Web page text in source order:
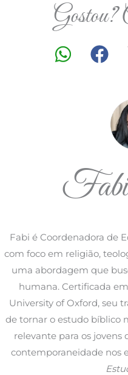
Gostou?
Fabi é Coordenadora de
com foco em religião,
uma abordagem que
humana. Certificada
University of Oxford, seu
de tornar o estudo bíblico
relevante para os jovens
contemporaneidade nos